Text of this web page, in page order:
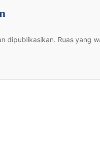
dipublikasikan. Ruas yang